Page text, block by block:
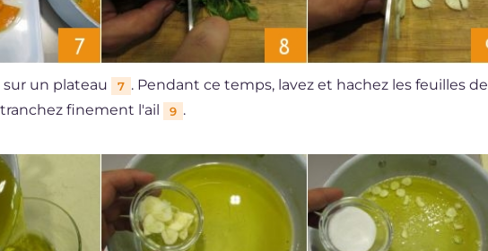
un plateau 7 . Pendant ce temps, lavez et hachez les feuilles de
finement l'ail 9 .